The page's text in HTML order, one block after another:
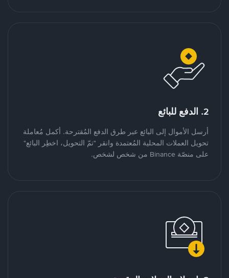
2. الدفع للبائع
أرسل الأموال إلى البائع عبر طرق الدفع المُقترحة. أكمل مُعاملة
تحويل العملات المحلية المُعتمدة وانقر "تمّ التحويل، اخطِر البائع"
على منصّة Binance من شخص لشخص.